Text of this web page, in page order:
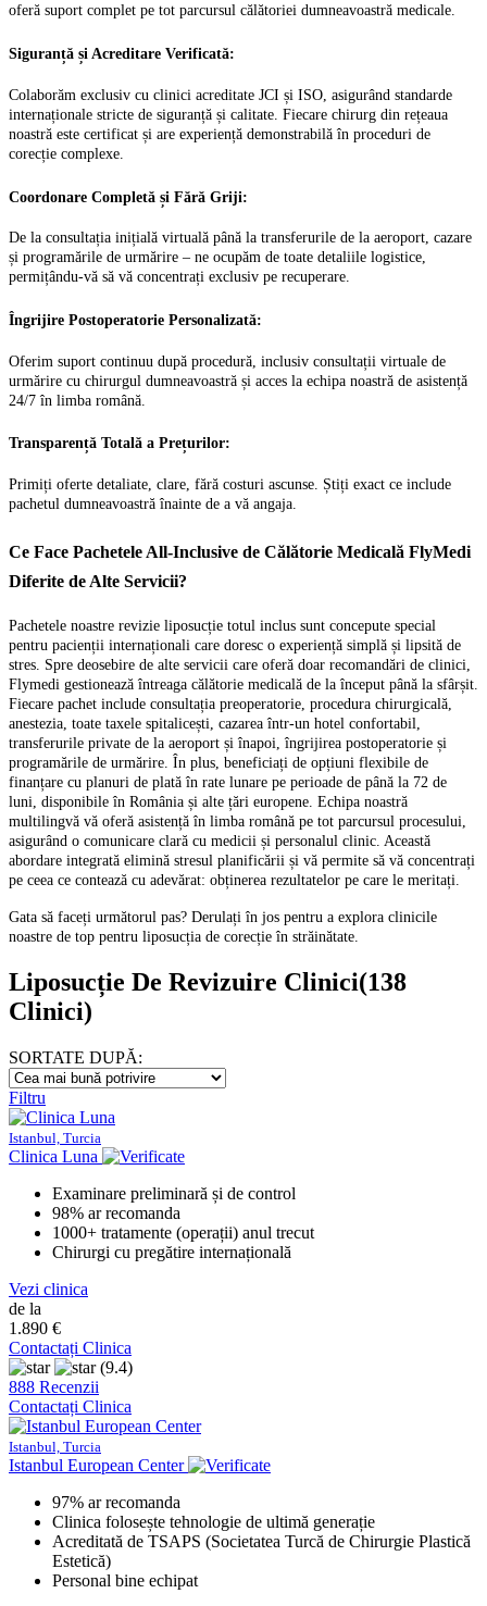
oferă suport complet pe tot parcursul călătoriei dumneavoastră medicale.
Siguranță și Acreditare Verificată:
Colaborăm exclusiv cu clinici acreditate JCI și ISO, asigurând standarde
internaționale stricte de siguranță și calitate. Fiecare chirurg din rețeaua
noastră este certificat și are experiență demonstrabilă în proceduri de
corecție complexe.
Coordonare Completă și Fără Griji:
De la consultația inițială virtuală până la transferurile de la aeroport, cazare
și programările de urmărire – ne ocupăm de toate detaliile logistice,
permițându-vă să vă concentrați exclusiv pe recuperare.
Îngrijire Postoperatorie Personalizată:
Oferim suport continuu după procedură, inclusiv consultații virtuale de
urmărire cu chirurgul dumneavoastră și acces la echipa noastră de asistență
24/7 în limba română.
Transparență Totală a Prețurilor:
Primiți oferte detaliate, clare, fără costuri ascunse. Știți exact ce include
pachetul dumneavoastră înainte de a vă angaja.
Ce Face Pachetele All-Inclusive de Călătorie Medicală FlyMedi
Diferite de Alte Servicii?
Pachetele noastre revizie liposucție totul inclus sunt concepute special
pentru pacienții internaționali care doresc o experiență simplă și lipsită de
stres. Spre deosebire de alte servicii care oferă doar recomandări de clinici,
Flymedi gestionează întreaga călătorie medicală de la început până la sfârșit.
Fiecare pachet include consultația preoperatorie, procedura chirurgicală,
anestezia, toate taxele spitalicești, cazarea într-un hotel confortabil,
transferurile private de la aeroport și înapoi, îngrijirea postoperatorie și
programările de urmărire. În plus, beneficiați de opțiuni flexibile de
finanțare cu planuri de plată în rate lunare pe perioade de până la 72 de
luni, disponibile în România și alte țări europene. Echipa noastră
multilingvă vă oferă asistență în limba română pe tot parcursul procesului,
asigurând o comunicare clară cu medicii și personalul clinic. Această
abordare integrată elimină stresul planificării și vă permite să vă concentrați
pe ceea ce contează cu adevărat: obținerea rezultatelor pe care le meritați.
Gata să faceți următorul pas? Derulați în jos pentru a explora clinicile
noastre de top pentru liposucția de corecție în străinătate.
Liposucție De Revizuire Clinici(138
Clinici)
SORTATE DUPĂ:
Filtru
Istanbul, Turcia
Clinica Luna
Examinare preliminară și de control
98% ar recomanda
1000+ tratamente (operații) anul trecut
Chirurgi cu pregătire internațională
Vezi clinica
de la
1.890 €
Contactați Clinica
(9.4)
888 Recenzii
Contactați Clinica
Istanbul, Turcia
Istanbul European Center
97% ar recomanda
Clinica folosește tehnologie de ultimă generație
Acreditată de TSAPS (Societatea Turcă de Chirurgie Plastică
Estetică)
Personal bine echipat